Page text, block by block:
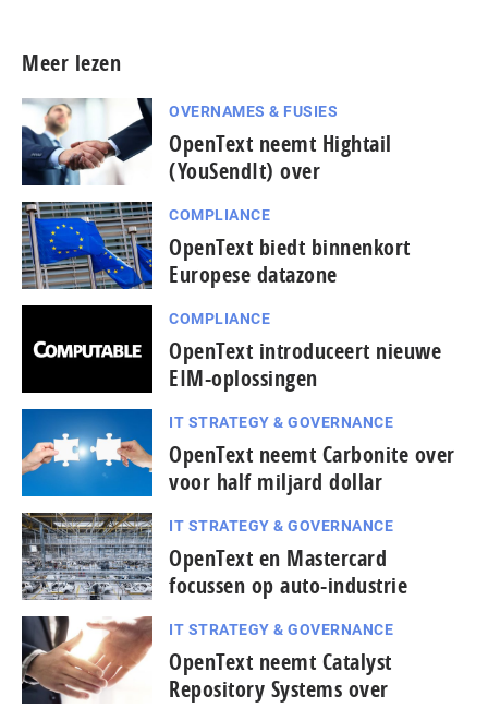
Meer lezen
OVERNAMES & FUSIES
OpenText neemt Hightail
(YouSendIt) over
COMPLIANCE
OpenText biedt binnenkort
Europese datazone
COMPLIANCE
OpenText introduceert nieuwe
EIM-oplossingen
IT STRATEGY & GOVERNANCE
OpenText neemt Carbonite over
voor half miljard dollar
IT STRATEGY & GOVERNANCE
OpenText en Mastercard
focussen op auto-industrie
IT STRATEGY & GOVERNANCE
OpenText neemt Catalyst
Repository Systems over